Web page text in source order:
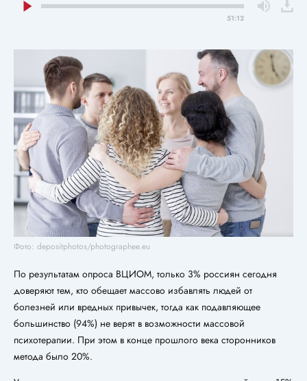
51:12
Фото: depositphotos/photographee.eu
По результатам опроса ВЦИОМ, только 3% россиян сегодня
доверяют тем, кто обещает массово избавлять людей от
болезней или вредных привычек, тогда как подавляющее
большинство (94%) не верят в возможности массовой
психотерапии. При этом в конце прошлого века сторонников
метода было 20%.